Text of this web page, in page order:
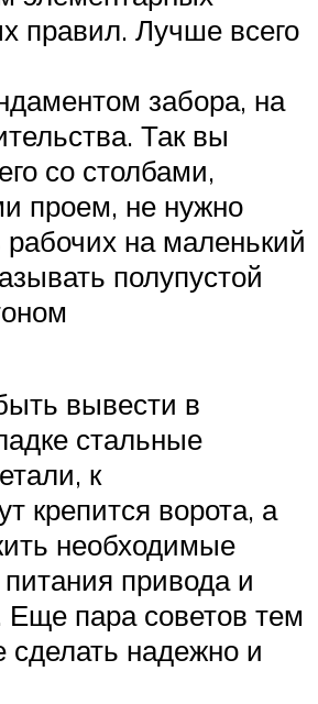
правил. Лучше всего
забора, на
Так вы
со столбами,
проем, не нужно
рабочих на маленький
полупустой
вывести в
стальные
к
крепится ворота, а
необходимые
привода и
Еще пара советов тем
сделать надежно и